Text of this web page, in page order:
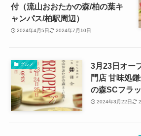
付（流山おおたかの森/柏の葉キ
ャンパス/柏駅周辺）
2024年4月5日 2024年7月10日
グルメ
3月23日オー
門店 甘味処
の森SCフラ
2024年3月22日